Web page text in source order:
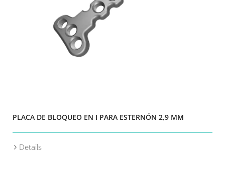
PLACA DE BLOQUEO EN I PARA ESTERNÓN 2,9 MM
Details